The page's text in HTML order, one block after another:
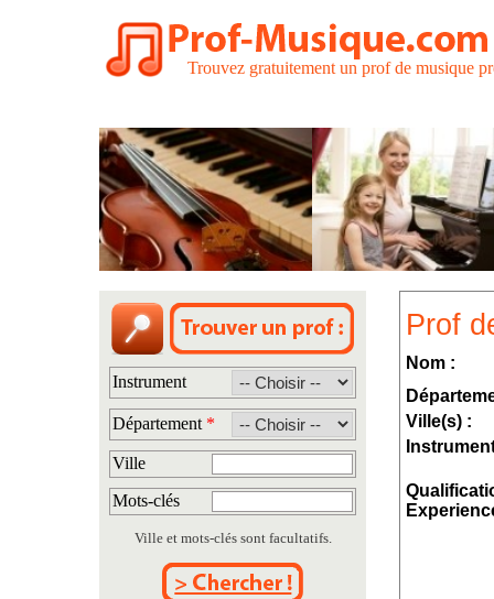
Trouvez gratuitement un prof de musique
Instrument
Département *
Ville
Mots-clés
Ville et mots-clés sont facultatifs.
Prof
Nom :
Ville(s) :